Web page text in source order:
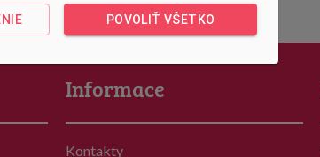
Informace
Kontakty
POVOLIŤ VŠETKO